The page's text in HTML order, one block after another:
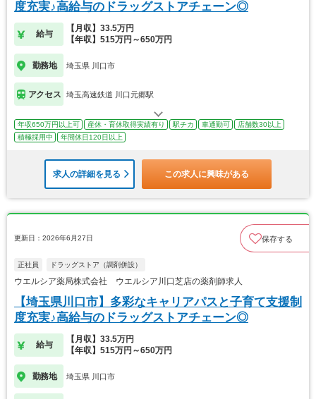
度充実♪高給与のドラッグストアチェーン◎
給与
【月収】33.5万円
【年収】515万円～650万円
勤務地 埼玉県 川口市
アクセス 埼玉高速鉄道 川口元郷駅
年収650万円以上可 産休・育休取得実績有り 駅チカ 車通勤可
店舗数30以上
積極採用中
年間休日120日以上
求人の詳細を見る この求人に興味がある
更新日：2026年6月27日 保存する
正社員 ドラッグストア（調剤併設）
ウエルシア薬局株式会社 ウエルシア川口芝店の薬剤師求人
【埼玉県川口市】多彩なキャリアパスと子育て支援制
度充実♪高給与のドラッグストアチェーン◎
給与
【月収】33.5万円
【年収】515万円～650万円
勤務地 埼玉県 川口市